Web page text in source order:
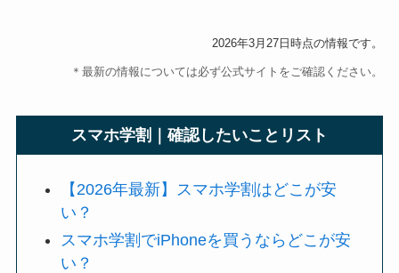
2026年3月27日時点の情報です。
＊最新の情報については必ず公式サイトをご確認ください。
スマホ学割｜確認したいことリスト
【2026年最新】スマホ学割はどこが安
い？
スマホ学割でiPhoneを買うならどこが安
い？